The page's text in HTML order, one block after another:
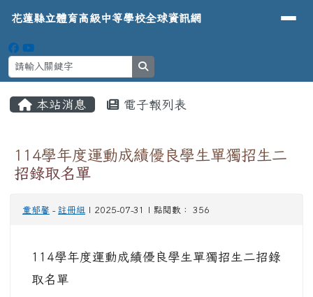
花蓮縣立體育高級中等學校全球資
導覽列
花蓮縣立體育高級中等學校全球資訊網
本站消息 電子報列表
114學年度運動成績優良學生單獨招生二
招錄取名單
童郁馨 - 註冊組 | 2025-07-31 | 點閱數： 356
114學年度運動成績優良學生單獨招生二招錄
取名單